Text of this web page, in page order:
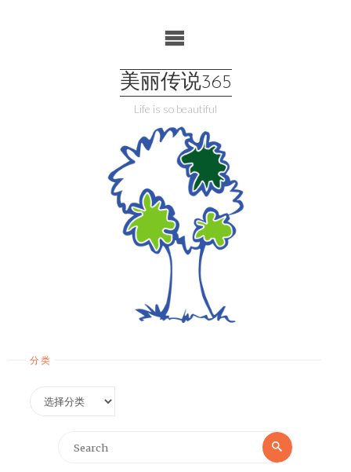
美丽传说365
Life is so beautiful
分类
Search
Search